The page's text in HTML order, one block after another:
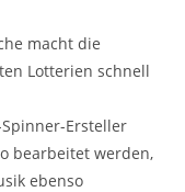
macht die
Lotterien schnell
Ersteller
bearbeitet werden,
ebenso